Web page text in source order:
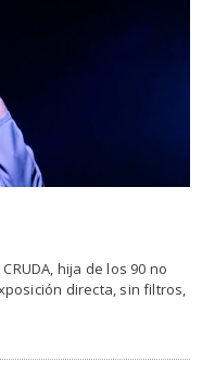
hija de los 90 no
directa, sin filtros,